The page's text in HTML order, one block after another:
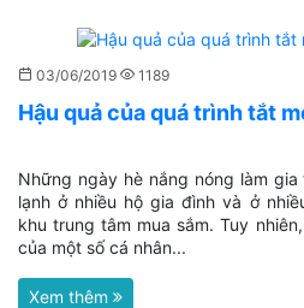
03/06/2019 1189
Hậu quả của quá trình tắt
Những ngày hè nắng nóng làm
lạnh ở nhiều hộ gia đình và ở
khu trung tâm mua sắm. Tuy
của một số cá nhân...
Xem thêm